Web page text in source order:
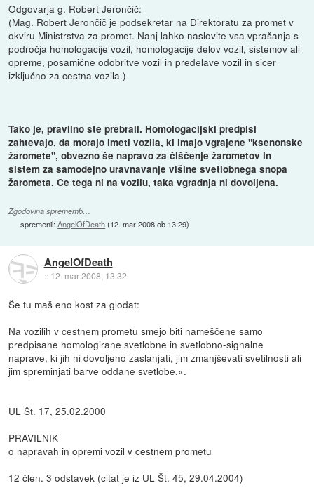
Odgovarja g. Robert Jerončič:
(Mag. Robert Jerončič je podsekretar na Direktoratu za promet v
okviru Ministrstva za promet. Nanj lahko naslovite vsa vprašanja s
področja homologacije vozil, homologacije delov vozil, sistemov ali
opreme, posamične odobritve vozil in predelave vozil in sicer
izključno za cestna vozila.)
Tako je, pravilno ste prebrali. Homologacijski predpisi
zahtevajo, da morajo imeti vozila, ki imajo vgrajene "ksenonske
žaromete", obvezno še napravo za čiščenje žarometov in
sistem za samodejno uravnavanje višine svetlobnega snopa
žarometa. Če tega ni na vozilu, taka vgradnja ni dovoljena.
Zgodovina sprememb…
spremenil:AngelOfDeath(12. mar 2008 ob 13:29)
AngelOfDeath
:: 12. mar 2008, 13:32
Še tu maš eno kost za glodat:
Na vozilih v cestnem prometu smejo biti nameščene samo
predpisane homologirane svetlobne in svetlobno-signalne
naprave, ki jih ni dovoljeno zaslanjati, jim zmanjševati svetilnosti ali
jim spreminjati barve oddane svetlobe.«.
UL Št. 17, 25.02.2000
PRAVILNIK
o napravah in opremi vozil v cestnem prometu
12 člen. 3 odstavek (citat je iz UL Št. 45, 29.04.2004)